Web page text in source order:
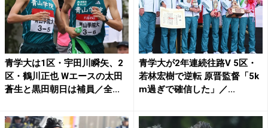
青学大は1区・宇田川瞬矢、2
区・鶴川正也 Wエースの太田
蒼生と黒田朝日は補員／全...
青学大が2年連続往路V 5区・
若林宏樹で逆転 原晋監督「5k
m過ぎで確信した」／...